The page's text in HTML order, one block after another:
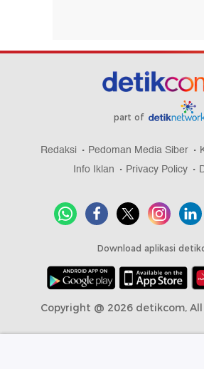
part of
Redaksi Pedoman Media Siber
Info Iklan
Privacy Policy
Download aplikasi
Copyright @ 2026 detikcom,